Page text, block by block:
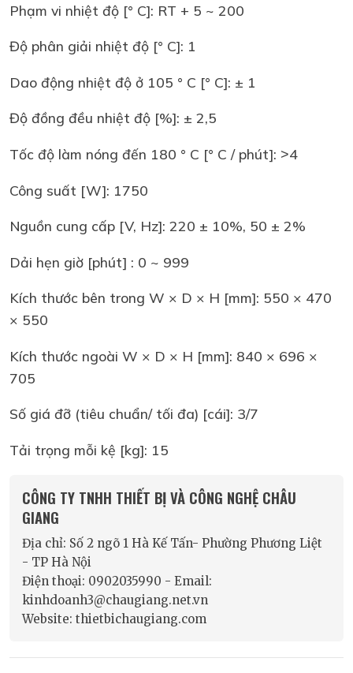
Phạm vi nhiệt độ [° C]: RT + 5 ~ 200
Độ phân giải nhiệt độ [° C]: 1
Dao động nhiệt độ ở 105 ° C [° C]: ± 1
Độ đồng đều nhiệt độ [%]: ± 2,5
Tốc độ làm nóng đến 180 ° C [° C / phút]: ˃4
Công suất [W]: 1750
Nguồn cung cấp [V, Hz]: 220 ± 10%, 50 ± 2%
Dải hẹn giờ [phút] : 0 ~ 999
Kích thước bên trong W × D × H [mm]: 550 × 470
× 550
Kích thước ngoài W × D × H [mm]: 840 × 696 ×
705
Số giá đỡ (tiêu chuẩn/ tối đa) [cái]: 3/7
Tải trọng mỗi kệ [kg]: 15
CÔNG TY TNHH THIẾT BỊ VÀ CÔNG NGHỆ CHÂU
GIANG
Địa chỉ: Số 2 ngõ 1 Hà Kế Tấn- Phường Phương Liệt
- TP Hà Nội
Điện thoại: 0902035990 - Email:
kinhdoanh3@chaugiang.net.vn
Website: thietbichaugiang.com